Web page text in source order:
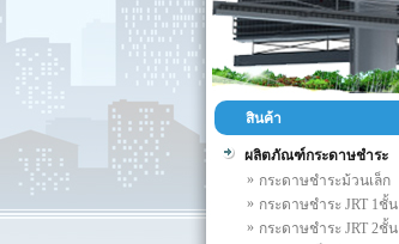
สินค้า
ผลิตภัณฑ์กระดาษชำระ
» กระดาษชำระม้วนเล็ก
» กระดาษชำระ JRT 1ชั้น
» กระดาษชำระ JRT 2ชั้น